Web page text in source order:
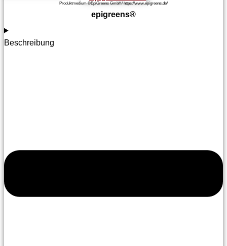
Produktmedium ©EpiGreens GmbH/ https://www.epigreens.de/
epigreens®
Beschreibung